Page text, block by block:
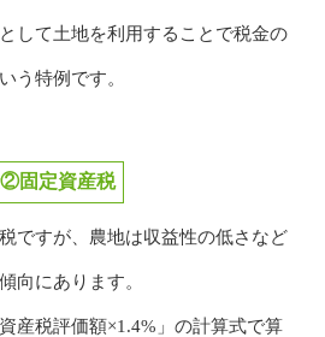
して土地を利用することで税金の
う特例です。
②固定資産税
ですが、農地は収益性の低さなど
向にあります。
産税評価額×1.4%」の計算式で算